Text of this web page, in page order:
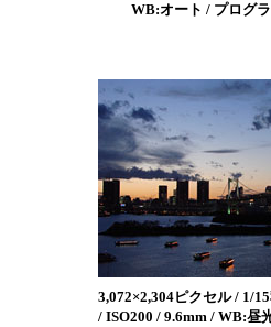
WB:オート / プログ
3,072×2,304ピクセル / 1/
/ ISO200 / 9.6mm / WB:昼